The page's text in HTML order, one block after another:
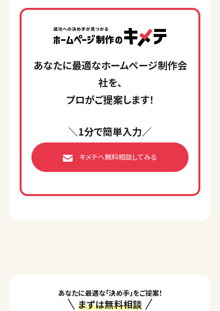
あなたに最適なホームページ制作会
社を、
プロがご提案します！
＼1分で簡単入力／
キメテへ無料相談してみる
あなたに最適な「決め手」をご提案！
まずは無料相談